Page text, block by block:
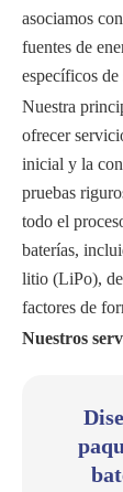
asociamos
fuentes de
específicos
Nuestra
ofrecer
inicial y la
pruebas
todo el
baterías,
litio (LiPo),
factores de
Nuestros